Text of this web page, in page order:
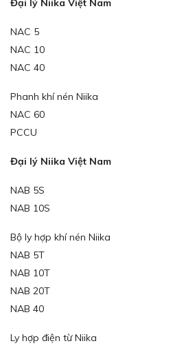
Đại lý Niika Việt Nam
NAC 5
NAC 10
NAC 40
Phanh khí nén Niika
NAC 60
PCCU
Đại lý Niika Việt Nam
NAB 5S
NAB 10S
Bộ ly hợp khí nén Niika
NAB 5T
NAB 10T
NAB 20T
NAB 40
Ly hợp điện từ Niika